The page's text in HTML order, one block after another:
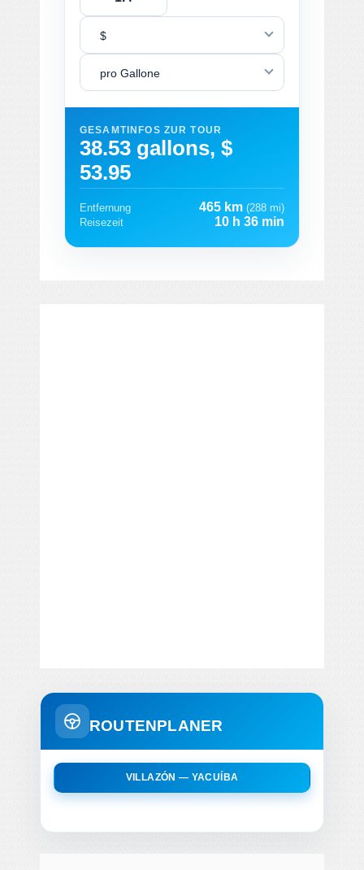
$
pro Gallone
GESAMTINFOS ZUR TOUR
38.53 gallons, $
53.95
Entfernung 465 km (288 mi)
Reisezeit
10 h 36 min
ROUTENPLANER
VILLAZÓN — YACUÍBA